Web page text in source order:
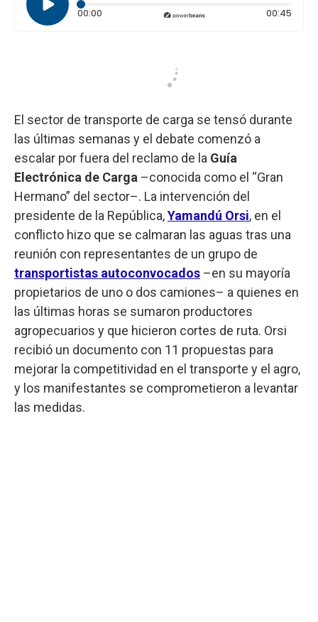
00:00 Tiempo transcurrido: 0 segundos 00:45
El sector de transporte de carga se tensó durante
las últimas semanas y el debate comenzó a
escalar por fuera del reclamo de la Guía
Electrónica de Carga –conocida como el “Gran
Hermano” del sector–. La intervención del
presidente de la República,Yamandú Orsi, en el
conflicto hizo que se calmaran las aguas tras una
reunión con representantes de un grupo de
transportistas autoconvocados –en su mayoría
propietarios de uno o dos camiones– a quienes en
las últimas horas se sumaron productores
agropecuarios y que hicieron cortes de ruta. Orsi
recibió un documento con 11 propuestas para
mejorar la competitividad en el transporte y el agro,
y los manifestantes se comprometieron a levantar
las medidas.